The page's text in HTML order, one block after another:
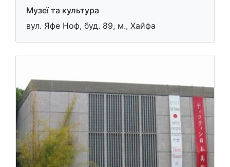
Музеї та культура
вул. Яфе Ноф, буд. 89, м., Хайфа